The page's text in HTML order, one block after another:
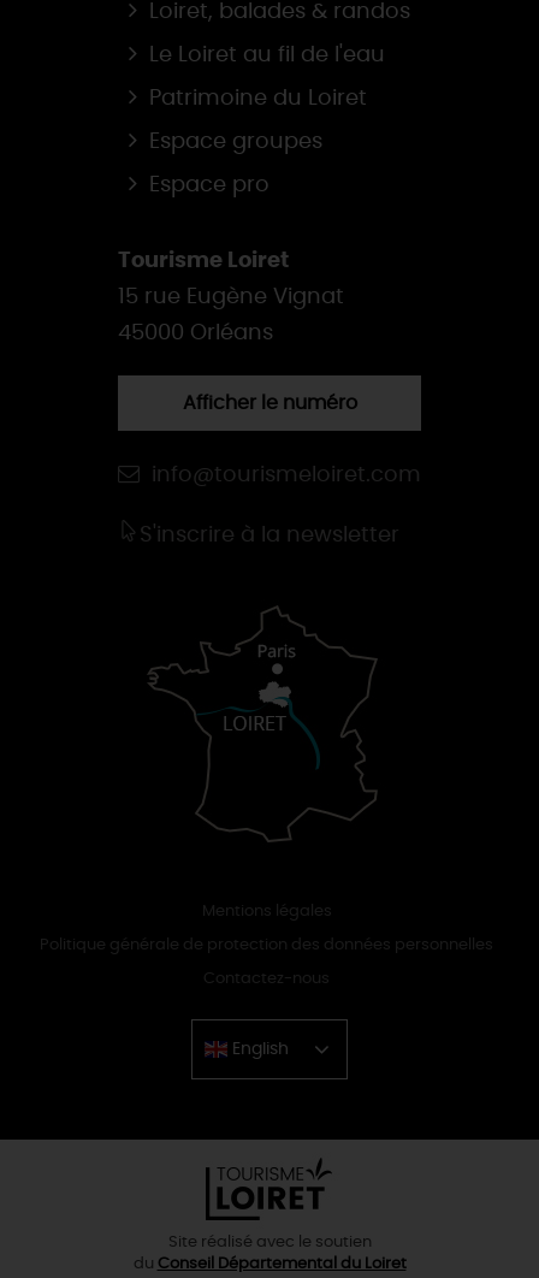
Loiret, balades & randos
Le Loiret au fil de l'eau
Patrimoine du Loiret
Espace groupes
Espace pro
Tourisme Loiret
15 rue Eugène Vignat
45000 Orléans
Afficher le numéro
info@tourismeloiret.com
S'inscrire à la newsletter
Mentions légales
Politique générale de protection des données personnelles
Contactez-nous
English
Chinese
Site réalisé avec le soutien
du Conseil Départemental du Loiret